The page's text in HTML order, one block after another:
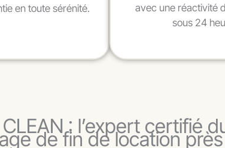
en toute sérénité.
avec une réactivité
sous 24
CLEAN : l’expert certifié
de fin de location